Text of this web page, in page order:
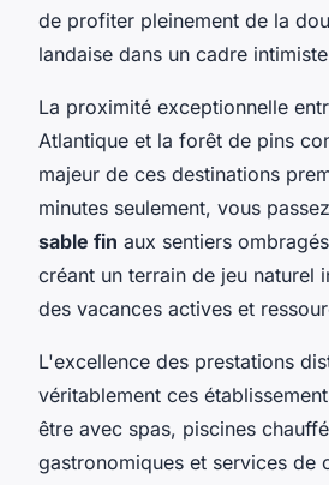
de profiter pleinement de la
landaise dans un cadre
La proximité exceptionnelle
Atlantique et la forêt de pins
majeur de ces destinations
minutes seulement, vous
sable fin aux sentiers
créant un terrain de jeu naturel
des vacances actives et
L'excellence des prestations
véritablement ces
être avec spas, piscines
gastronomiques et services de